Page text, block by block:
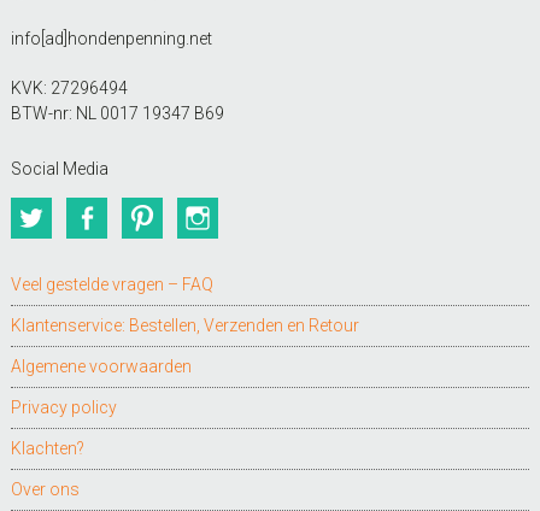
info[ad]hondenpenning.net
KVK: 27296494
BTW-nr: NL 0017 19347 B69
Social Media
TwitterFacebookPinterest
Veel gestelde vragen – FAQ
Klantenservice: Bestellen, Verzenden en Retour
Algemene voorwaarden
Privacy policy
Klachten?
Over ons